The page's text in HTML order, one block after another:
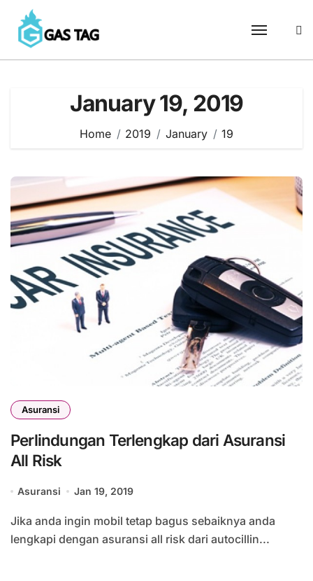
content
January 19, 2019
Home 2019 January 19
Asuransi
Perlindungan Terlengkap dari Asuransi
All Risk
Asuransi Jan 19, 2019
Jika anda ingin mobil tetap bagus sebaiknya anda
lengkapi dengan asuransi all risk dari autocillin...